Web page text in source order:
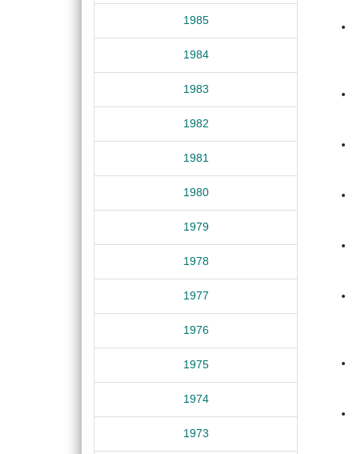
1985
1984
1983
1982
1981
1980
1979
1978
1977
1976
1975
1974
1973